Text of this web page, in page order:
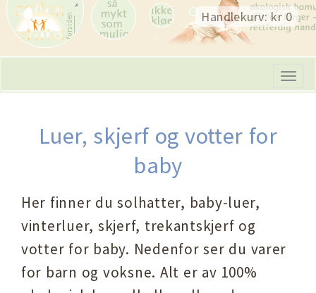
Skip
navigation
Handlekurv: kr 0
Luer, skjerf og votter for
baby
Her finner du solhatter, baby-luer,
vinterluer, skjerf, trekantskjerf og
votter for baby. Nedenfor ser du varer
for barn og voksne. Alt er av 100%